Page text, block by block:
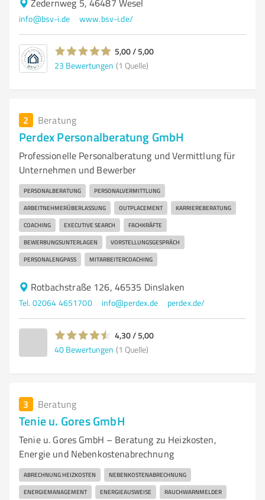
Zedernweg 5, 46487 Wesel
info@bsv-i.de www.bsv-i.de/
5,00 / 5,00
23 Bewertungen (1 Quelle)
2 Beratung
Perdex Personalberatung GmbH
Professionelle Personalberatung und Vermittlung für
Unternehmen und Bewerber
PERSONALBERATUNG PERSONALVERMITTLUNG
ARBEITNEHMERÜBERLASSUNG OUTPLACEMENT KARRIEREBERATUNG
COACHING EXECUTIVE SEARCH FACHKRÄFTE
BEWERBUNGSUNTERLAGEN VORSTELLUNGSGESPRÄCH
PERSONALENGPASS MITARBEITERCOACHING
Rotbachstraße 126, 46535 Dinslaken
Tel. 02064 4651700 info@perdex.de perdex.de/
4,30 / 5,00
40 Bewertungen (1 Quelle)
3 Beratung
Tenie u. Gores GmbH
Tenie u. Gores GmbH – Beratung zu Heizkosten,
Energie und Nebenkostenabrechnung
ABRECHNUNG HEIZKOSTEN NEBENKOSTENABRECHNUNG
ENERGIEMANAGEMENT ENERGIEAUSWEISE RAUCHWARNMELDER